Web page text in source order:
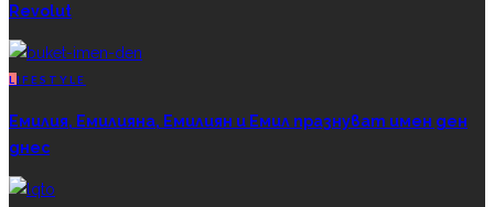
Revolut
L IFESTYLE
Емилия, Емилияна, Емилиян и Емил празнуват имен ден
днес